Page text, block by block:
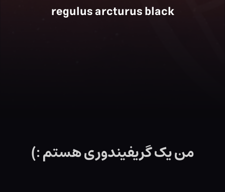
regulus arcturus black
من یک گریفیندوری هستم :)